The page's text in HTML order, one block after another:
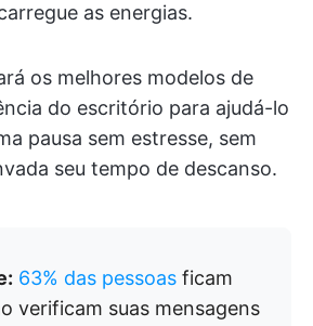
as energias.
os melhores modelos de
do escritório para ajudá-lo
pausa sem estresse, sem
seu tempo de descanso.
63% das pessoas ficam
verificam suas mensagens